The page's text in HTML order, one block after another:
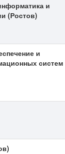
и
(Ростов)
и
систем